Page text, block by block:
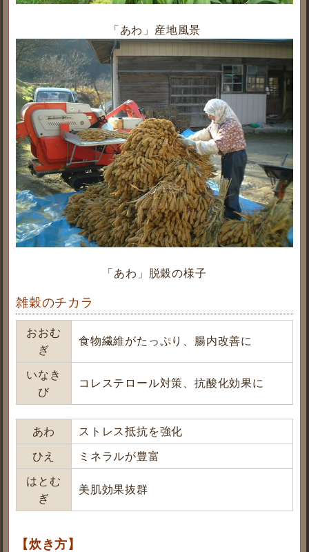
「あわ」産地風景
「あわ」脱穀の様子
雑穀のチカラ
おおむ
ぎ
食物繊維がたっぷり、腸内改善に
いなき
び
コレステロール対策、抗酸化効果に
あわ
ストレス抵抗を強化
ひえ
ミネラルが豊富
はとむ
ぎ
美肌効果抜群
【炊き方】